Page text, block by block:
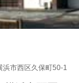
浜市西区久保町50-1